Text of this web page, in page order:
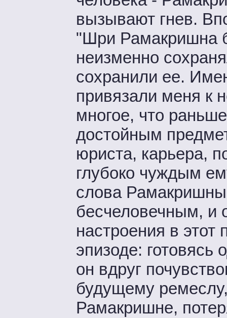
вызывают гнев.
"Шри Рамакришна
неизменно
сохранили ее.
привязали меня к
многое, что
достойным
юриста, карьера,
глубоко чуждым
слова
бесчеловечным, и
настроения в
эпизоде:
он вдруг
будущему
Рамакришне,